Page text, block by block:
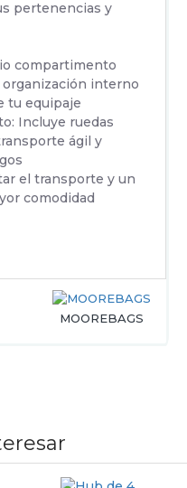
MOOREBAGS
pertenencias y
compartimento
interno
tu equipaje
Incluye ruedas
ágil y
el transporte y un
comodidad